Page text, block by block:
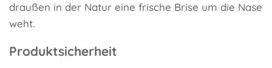
draußen in der Natur eine frische Brise um die Nase
weht.
Produktsicherheit